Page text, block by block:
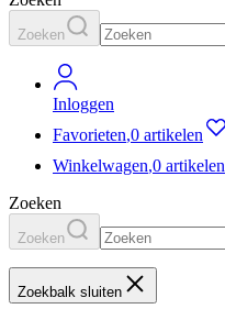
Zoeken
Inloggen
Favorieten,0 artikelen
Winkelwagen,0 artikelen
Zoeken
Zoeken
Zoekbalk sluiten